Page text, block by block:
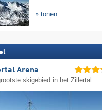
tonen
Arena
skigebied in het Zillertal